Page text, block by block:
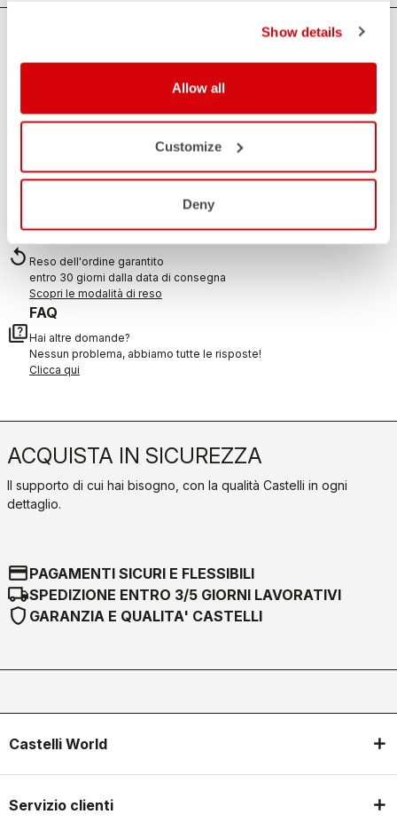
Show details
Allow all
Customize
Deny
siamo qui per te!
emailHai una domanda per noi?
Contatta il nostro Servizio Clienti
replay
RESI E RIMBORSI
Reso dell'ordine garantito
entro 30 giorni dalla data di consegna
Scopri le modalità di reso
quiz
FAQ
Hai altre domande?
Nessun problema, abbiamo tutte le risposte!
Clicca qui
ACQUISTA IN SICUREZZA
Il supporto di cui hai bisogno, con la qualità Castelli in ogni
dettaglio.
credit_cardPAGAMENTI SICURI E FLESSIBILI
local_shippingSPEDIZIONE ENTRO 3/5 GIORNI LAVORATIVI
shield GARANZIA E QUALITA' CASTELLI
Castelli World
Servizio clienti